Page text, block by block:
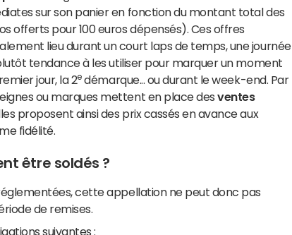
sur son panier en fonction du montant total des
offerts pour 100 euros dépensés). Ces offres
lieu durant un court laps de temps, une journée
tendance à les utiliser pour marquer un moment
jour, la 2edémarque... ou durant le week-end. Par
ou marques mettent en place desventes
proposent ainsi des prix cassés en avance aux
fidélité.
être soldés ?
cette appellation ne peut donc pas
de remises.
suivantes :